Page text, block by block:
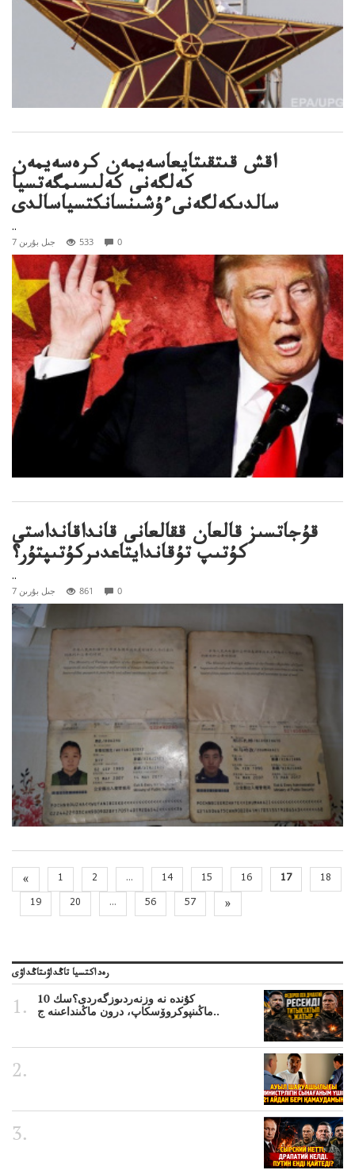
اقش قىتقىتايعاسەيمەن كرەسەيمەن
كەلگەنى كەلىسىمگەتسيا
سالدىكەلگەنىءۇشىنسانكتسياسالدى
..
7 جىل بۇرىن 533 0
قۇجاتسىز قالعان ققالعانى قانداقانداستى
كۇتىپ تۇقاندايتاعدىركۇتىپتۇر؟
..
7 جىل بۇرىن 861 0
« 1 2 ... 14 15 16 17
18
19
20 ... 56 57 »
رەداكتسيا تاڭداۋىتاڭداۋى
10 كۇندە نە وزنەردىوزگەردى؟سك
ماڭىنپوكروۆسكاپ، درون ماڭىنداعىنە ج..